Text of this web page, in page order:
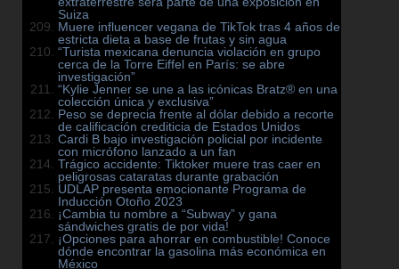
Suiza
Muere influencer vegana de TikTok tras 4 años de
estricta dieta a base de frutas y sin agua
“Turista mexicana denuncia violación en grupo
cerca de la Torre Eiffel en París: se abre
investigación”
“Kylie Jenner se une a las icónicas Bratz® en una
colección única y exclusiva”
Peso se deprecia frente al dólar debido a recorte
de calificación crediticia de Estados Unidos
Cardi B bajo investigación policial por incidente
con micrófono lanzado a un fan
Trágico accidente: Tiktoker muere tras caer en
peligrosas cataratas durante grabación
UDLAP presenta emocionante Programa de
Inducción Otoño 2023
¡Cambia tu nombre a “Subway” y gana
sándwiches gratis de por vida!
¡Opciones para ahorrar en combustible! Conoce
dónde encontrar la gasolina más económica en
México